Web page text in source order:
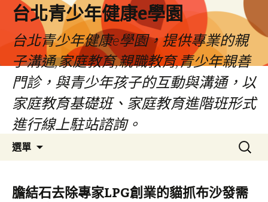
台北青少年健康e學園
台北青少年健康e學園，提供專業的親
子溝通,家庭教育,親職教育,青少年親善
門診，與青少年孩子的互動與溝通，以
家庭教育基礎班、家庭教育進階班形式
進行線上駐站諮詢。
選單
容
搜
尋
鍵
字:
膽結石去除專家LPG創業的貓抓布沙發需